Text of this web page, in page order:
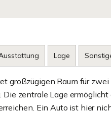
Lage
großzügigen Raum für
Die zentrale Lage
Ein Auto ist hier